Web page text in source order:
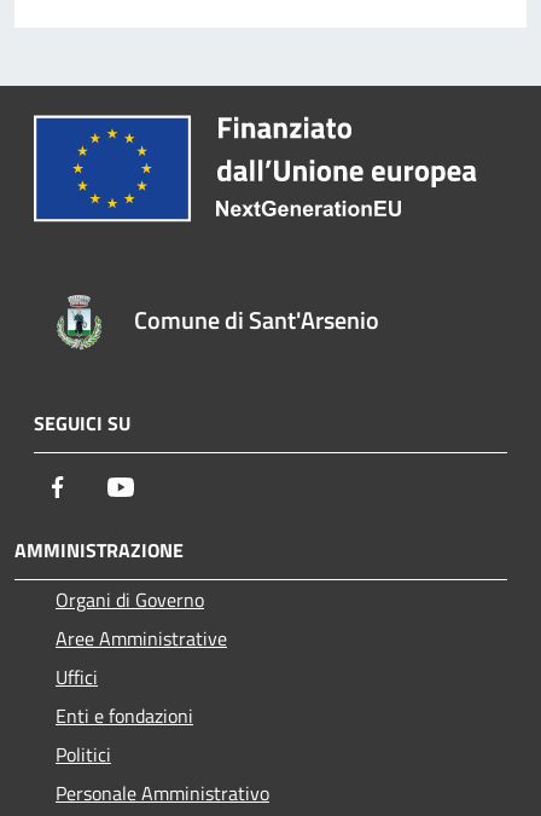
Comune di Sant'Arsenio
SEGUICI SU
Facebook
AMMINISTRAZIONE
Organi di Governo
Aree Amministrative
Uffici
Enti e fondazioni
Politici
Personale Amministrativo